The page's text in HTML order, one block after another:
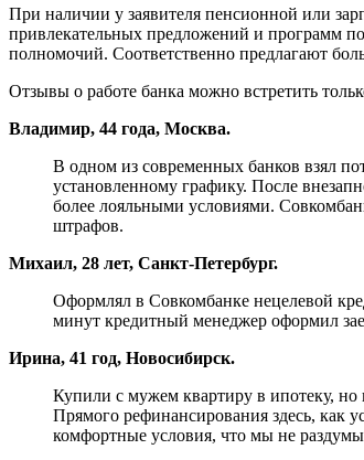
При наличии у заявителя пенсионной или
привлекательных предложений и программ
полномочий. Соответственно предлагают
Отзывы о работе банка можно встретить
Владимир, 44 года, Москва.
В одном из современных банков взял
установленному графику. После
более лояльными условиями.
штрафов.
Михаил, 28 лет, Санкт-Петербург.
Оформлял в Совкомбанке нецелевой
минут кредитный менеджер оформил
Ирина, 41 год, Новосибирск.
Купили с мужем квартиру в ипотеку, но
Прямого рефинансирования здесь, как
комфортные условия, что мы не